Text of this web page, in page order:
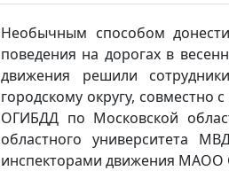
Необычным способом
поведения на дорогах в
движения решили
городскому округу,
ОГИБДД по Московской
областного университета
инспекторами движения